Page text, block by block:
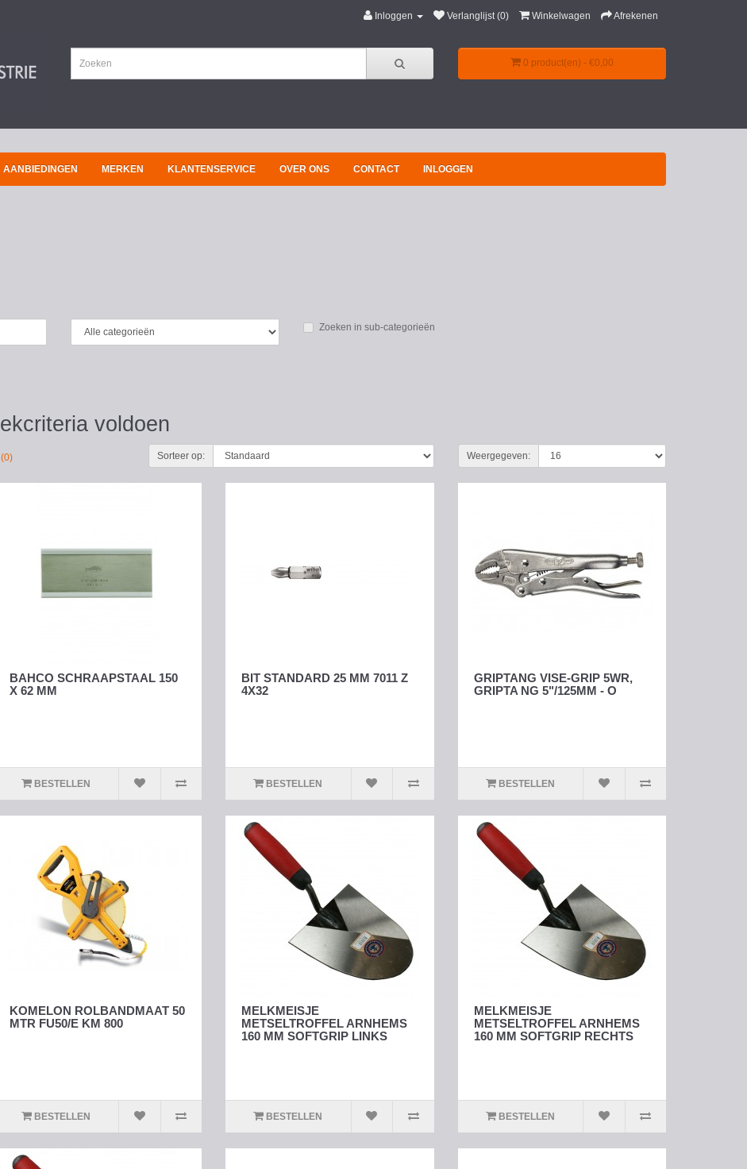
Inloggen Verlanglijst (0) Winkelwagen Afrekenen
0 product(en) - €0,00
AANBIEDINGEN MERKEN KLANTENSERVICE OVER ONS CONTACT INLOGGEN
Zoeken in sub-categorieën
voldoen
Sorteer op: Weergegeven:
BAHCO SCHRAAPSTAAL 150
X 62 MM
BESTELLEN
BIT STANDARD 25 MM 7011 Z
4X32
BESTELLEN
GRIPTANG VISE-GRIP 5WR,
GRIPTA NG 5"/125MM - O
BESTELLEN
KOMELON ROLBANDMAAT 50
MTR FU50/E KM 800
BESTELLEN
MELKMEISJE
METSELTROFFEL ARNHEMS
160 MM SOFTGRIP LINKS
BESTELLEN
MELKMEISJE
METSELTROFFEL ARNHEMS
160 MM SOFTGRIP RECHTS
BESTELLEN